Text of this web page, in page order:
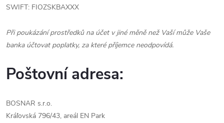
SWIFT: FIOZSKBAXXX
Při poukázání prostředků na účet v jiné měně než Vaší může Vaše
banka účtovat poplatky, za které příjemce neodpovídá.
Poštovní adresa:
BOSNAR s.r.o.
Kráľovská 796/43, areál EN Park